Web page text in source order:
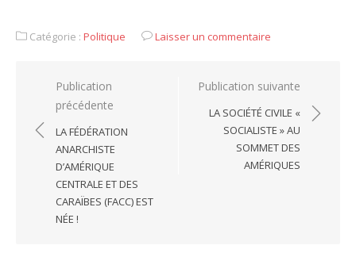
Catégorie : Politique Laisser un commentaire
Navigation
l’article
Publication
précédente
LA FÉDÉRATION
ANARCHISTE
D’AMÉRIQUE
CENTRALE ET DES
CARAÏBES (FACC) EST
NÉE !
Publication suivante
LA SOCIÉTÉ CIVILE «
SOCIALISTE » AU
SOMMET DES
AMÉRIQUES